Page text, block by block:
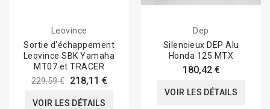
Leovince
Sortie d'échappement
Leovince SBK Yamaha
MT07 et TRACER
229,59 € 218,11 €
VOIR LES DÉTAILS
Dep
Silencieux DEP Alu
Honda 125 MTX
180,42 €
VOIR LES DÉTAILS